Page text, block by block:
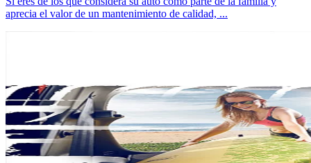
aprecia el valor de un mantenimiento de calidad, ...